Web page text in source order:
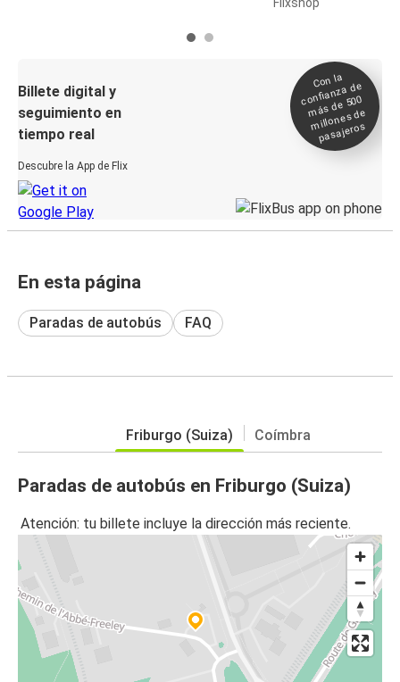
Billete digital y
seguimiento en
tiempo real
Descubre la App de Flix
Con la
confianza de
más de 500
millones de
pasajeros
En esta página
Paradas de autobús FAQ
Friburgo (Suiza) Coímbra
Paradas de autobús en Friburgo (Suiza)
Atención: tu billete incluye la dirección más reciente.